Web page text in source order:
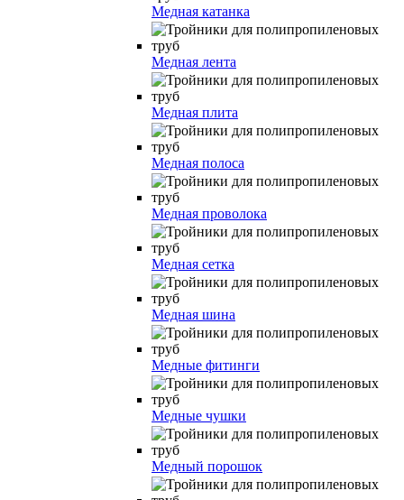
Медная катанка
Медная лента
Медная плита
Медная полоса
Медная проволока
Медная сетка
Медная шина
Медные фитинги
Медные чушки
Медный порошок